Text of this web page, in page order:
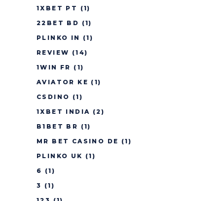
1XBET PT
(1)
22BET BD (1)
PLINKO IN
(1)
REVIEW (14)
1WIN FR (1)
AVIATOR KE (1)
CSDINO (1)
1XBET INDIA (2)
B1BET BR (1)
MR BET CASINO DE (1)
PLINKO UK (1)
6 (1)
3 (1)